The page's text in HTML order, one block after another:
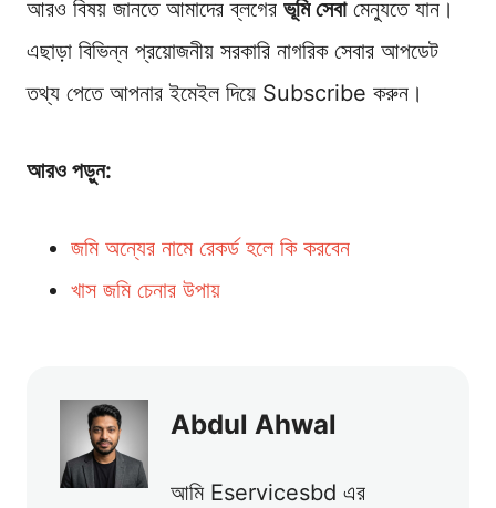
আরও বিষয় জানতে আমাদের ব্লগের ভূমি সেবামেন্যুতে যান।
এছাড়া বিভিন্ন প্রয়োজনীয় সরকারি নাগরিক সেবার আপডেট
তথ্য পেতে আপনার ইমেইল দিয়ে Subscribe করুন।
আরও পড়ুন:
জমি অন্যের নামে রেকর্ড হলে কি করবেন
খাস জমি চেনার উপায়
Abdul Ahwal
আমি Eservicesbd এর